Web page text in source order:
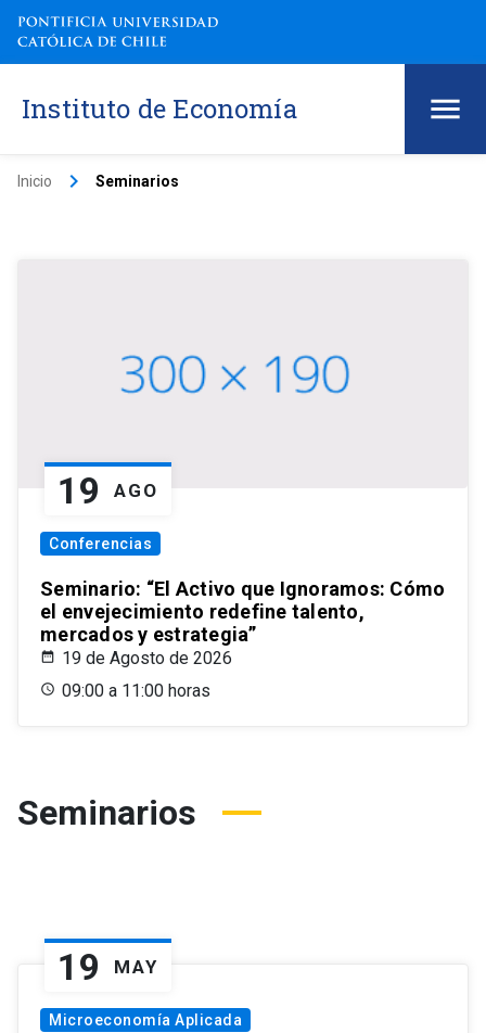
Instituto de Economía
Inicio keyboard_arrow_right Seminarios
19 AGO
Conferencias
Seminario: “El Activo que Ignoramos: Cómo
el envejecimiento redefine talento,
mercados y estrategia”
19 de Agosto de 2026
09:00 a 11:00 horas
Seminarios
19 MAY
Microeconomía Aplicada